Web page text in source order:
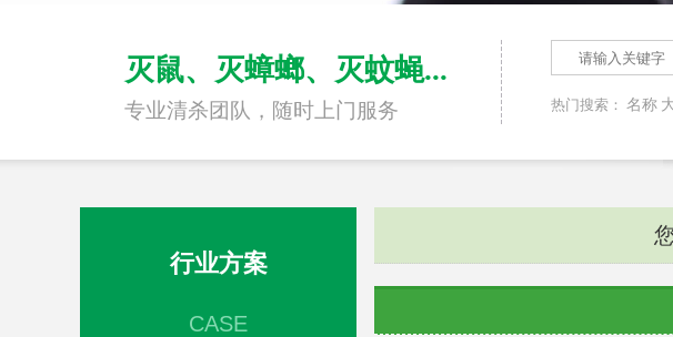
灭鼠、灭蟑螂、灭蚊蝇...
专业清杀团队，随时上门服务 热门搜索： 名称
行业方案
CASE